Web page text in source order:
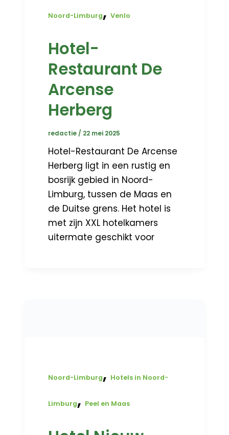
Noord-Limburg,Venlo
Hotel-
Restaurant De
Arcense
Herberg
redactie / 22 mei 2025
Hotel-Restaurant De Arcense
Herberg ligt in een rustig en
bosrijk gebied in Noord-
Limburg, tussen de Maas en
de Duitse grens. Het hotel is
met zijn XXL hotelkamers
uitermate geschikt voor
Noord-Limburg, Hotels in Noord-
Limburg, Peel en Maas